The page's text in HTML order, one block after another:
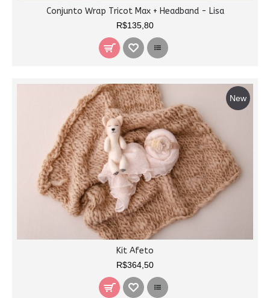
Conjunto Wrap Tricot Max + Headband - Lisa
R$135,80
New
Kit Afeto
R$364,50